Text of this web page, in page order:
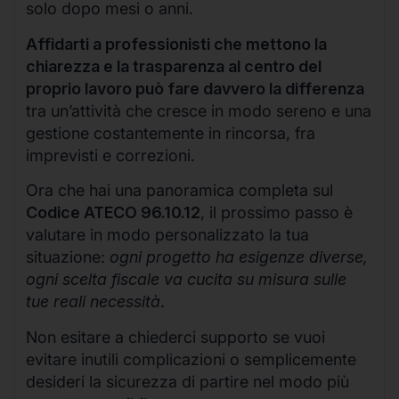
solo dopo mesi o anni.
Affidarti a professionisti che mettono la
chiarezza e la trasparenza al centro del
proprio lavoro può fare davvero la differenza
tra un’attività che cresce in modo sereno e una
gestione costantemente in rincorsa, fra
imprevisti e correzioni.
Ora che hai una panoramica completa sul
Codice ATECO 96.10.12, il prossimo passo è
valutare in modo personalizzato la tua
situazione: ogni progetto ha esigenze diverse,
ogni scelta fiscale va cucita su misura sulle
tue reali necessità.
Non esitare a chiederci supporto se vuoi
evitare inutili complicazioni o semplicemente
desideri la sicurezza di partire nel modo più